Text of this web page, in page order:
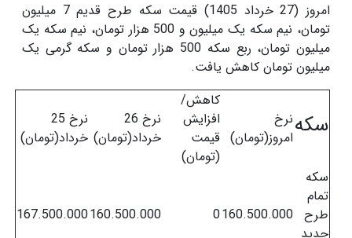
امروز (27 خرداد 1405) قیمت سکه طرح قدیم 7 میلیون
تومان، نیم سکه یک میلیون و 500 هزار تومان، نیم سکه یک
میلیون تومان، ربع سکه 500 هزار تومان و سکه گرمی یک
میلیون تومان کاهش یافت.
سکهنرخ
امروز(تومان)
کاهش/
افزایش
قیمت
(تومان)
نرخ 26
خرداد(تومان)
نرخ 25
خرداد(تومان)
سکه
تمام
طرح
جدید
160.500.000
0
160.500.000
167.500.000